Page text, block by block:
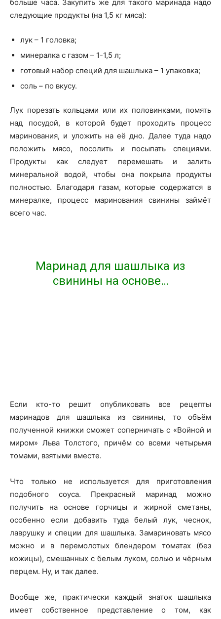
больше часа. Закупить же для такого маринада надо
следующие продукты (на 1,5 кг мяса):
лук – 1 головка;
минералка с газом – 1-1,5 л;
готовый набор специй для шашлыка – 1 упаковка;
соль – по вкусу.
Лук порезать кольцами или их половинками, помять
над посудой, в которой будет проходить процесс
маринования, и уложить на её дно. Далее туда надо
положить мясо, посолить и посыпать специями.
Продукты как следует перемешать и залить
минеральной водой, чтобы она покрыла продукты
полностью. Благодаря газам, которые содержатся в
минералке, процесс маринования свинины займёт
всего час.
Маринад для шашлыка из
свинины на основе…
Если кто-то решит опубликовать все рецепты
маринадов для шашлыка из свинины, то объём
полученной книжки сможет соперничать с «Войной и
миром» Льва Толстого, причём со всеми четырьмя
томами, взятыми вместе.
Что только не используется для приготовления
подобного соуса. Прекрасный маринад можно
получить на основе горчицы и жирной сметаны,
особенно если добавить туда белый лук, чеснок,
лаврушку и специи для шашлыка. Замариновать мясо
можно и в перемолотых блендером томатах (без
кожицы), смешанных с белым луком, солью и чёрным
перцем. Ну, и так далее.
Вообще же, практически каждый знаток шашлыка
имеет собственное представление о том, как